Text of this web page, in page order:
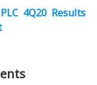
4Q20 Results